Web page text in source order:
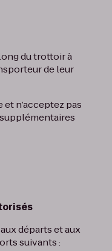
du trottoir à
de leur
et n’acceptez pas
départs et aux
suivants :